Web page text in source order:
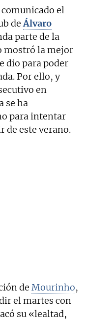
el
deÁlvaro
parte de la
mostró la mejor
dio para poder
Por ello, y
en
se ha
para intentar
de este verano.
de Mourinho,
el martes con
su «lealtad,